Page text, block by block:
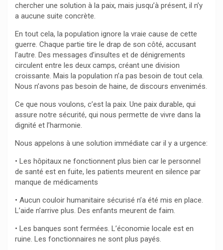
chercher une solution à la paix, mais jusqu’à présent, il n’y
a aucune suite concrète.
En tout cela, la population ignore la vraie cause de cette
guerre. Chaque partie tire le drap de son côté, accusant
l’autre. Des messages d’insultes et de dénigrements
circulent entre les deux camps, créant une division
croissante. Mais la population n’a pas besoin de tout cela.
Nous n’avons pas besoin de haine, de discours envenimés.
Ce que nous voulons, c’est la paix. Une paix durable, qui
assure notre sécurité, qui nous permette de vivre dans la
dignité et l’harmonie.
Nous appelons à une solution immédiate car il y a urgence:
• Les hôpitaux ne fonctionnent plus bien car le personnel
de santé est en fuite, les patients meurent en silence par
manque de médicaments
• Aucun couloir humanitaire sécurisé n’a été mis en place.
L’aide n’arrive plus. Des enfants meurent de faim.
• Les banques sont fermées. L’économie locale est en
ruine. Les fonctionnaires ne sont plus payés.